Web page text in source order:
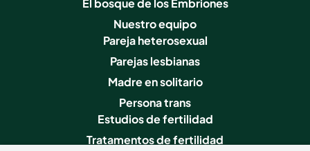
El bosque de los Embriones
Nuestro equipo
Pareja heterosexual
Parejas lesbianas
Madre en solitario
Persona trans
Estudios de fertilidad
Tratamentos de fertilidad